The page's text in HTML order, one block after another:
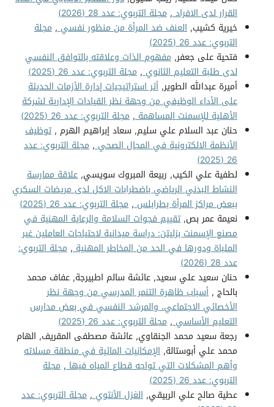
القرار لدى الافراد, مجلة التربوي: عدد 28 (2026)
خيرية كشيب, العنف ضد المرأة من منظور نفسي, مجلة
التربوي: عدد 26 (2025)
فتحية على جعفر, مفهوم الذات وعلاقته بالتوافق النفسي
لدى طلبة التعليم الثانوي, مجلة التربوي: عدد 26 (2025)
أميرة عبدالله الطوير, أثر استراتيجيات إدارة الأزمات الحديثة
على الأداء الوظيفي من وجهة نظر القيادات الإدارية لشركة
الأهلية للإسمنت المساهمة, مجلة التربوي: عدد 26 (2025)
حنان عبد السلام علي سليم, سعاد إبراهيم الهرم , توظيف
الأنظمة الالكترونية في المجال الصحي, مجلة التربوي: عدد
26 (2025)
لطفية علي الكيب, ربيعة المبروك سويسي, علاقة ممارسة
النشاط البدني الرياضي باضطرابات الاكل لدى مريضات السكري
ببعض مراكز المرأة بطرابلس, مجلة التربوي: عدد 26 (2025)
نعيمة عمر بص, تقييم فجوات السلامة والرعاية المهنية في
مصنع الإسمنت بزليتن: دراسة ميدانية لاحتياجات العاملين غير
الملباة ودورها في الحد من المخاطر المهنية, مجلة التربوي:
عدد 28 (2026)
حنان سعيد علي سعيد, عائشة سالم اطبيرجة, عفاف محمد
بالحاج , أسباب ظاهرة التنمر المدرسي من وجهة نظر
الأخصائي الاجتماعي، والمرشد النفسي في بعض مدارس
التعليم الأساسي, مجلة التربوي: عدد 26 (2025)
رجعة سعيد محمد الجنقاوي, عائشة مصطفى المقريف, الهام
محمد علي أبوستالة, الإمكانيات المائية في منطقة مسلاته
وأهم المشكلات التي تواجه قطاع المياه فيها, مجلة
التربوي: عدد 26 (2025)
عطية صالح علي الربيقي, الغزل الأنثوي, مجلة التربوي: عدد